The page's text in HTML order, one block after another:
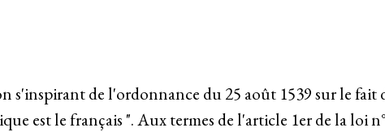
de l'ordonnance du 25 août 1539 sur le fait
est le français ". Aux termes de l'article 1er de la loi